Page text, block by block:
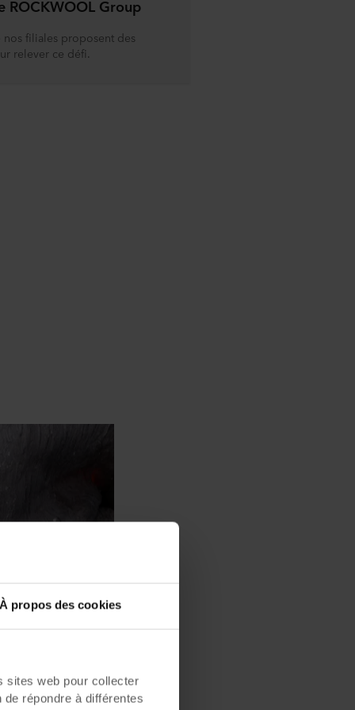
À propos des cookies
sites web pour collecter
répondre à différentes
ROCKWOOL Group
nos filiales proposent des
relever ce défi.